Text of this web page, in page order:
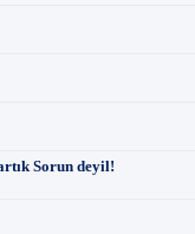
Sorun deyil!